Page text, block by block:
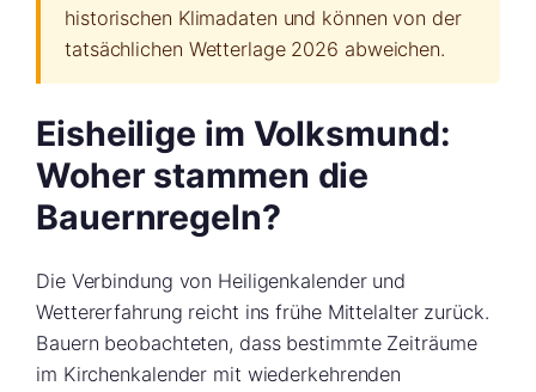
historischen Klimadaten und können von der
tatsächlichen Wetterlage 2026 abweichen.
Eisheilige im Volksmund:
Woher stammen die
Bauernregeln?
Die Verbindung von Heiligenkalender und
Wettererfahrung reicht ins frühe Mittelalter zurück.
Bauern beobachteten, dass bestimmte Zeiträume
im Kirchenkalender mit wiederkehrenden